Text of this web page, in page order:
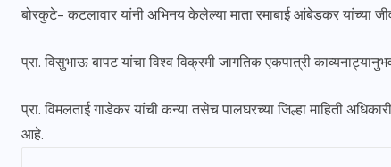
बोरकुटे- कटलावार यांनी अभिनय केलेल्या माता रमाबाई आंबेडकर यांच्या
प्रा. विसुभाऊ बापट यांचा विश्व विक्रमी जागतिक एकपात्री
प्रा. विमलताई गाडेकर यांची कन्या तसेच पालघरच्या जिल्हा माहिती
आहे.